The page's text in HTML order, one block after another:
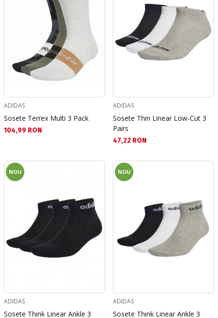
ADIDAS
Sosete Terrex Multi 3 Pack
Текуща цена:
104,99 RON
ADIDAS
Sosete Thin Linear Low-Cut 3
Pairs
Текуща цена:
47,22 RON
NOU
ADIDAS
Sosete Think Linear Ankle 3
NOU
ADIDAS
Sosete Think Linear Ankle 3